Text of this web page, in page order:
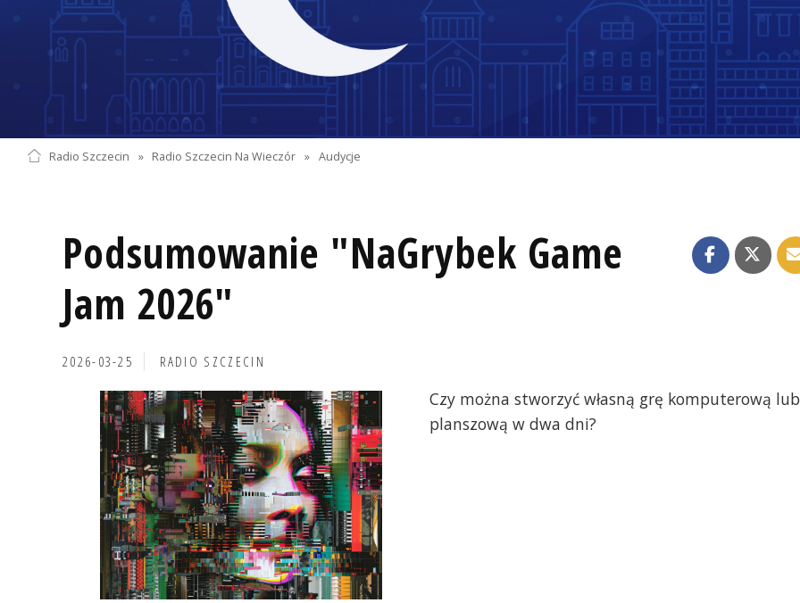
Radio Szczecin » Radio Szczecin Na Wieczór » Audycje
Podsumowanie "NaGrybek Game
Jam 2026"
2026-03-25 RADIO SZCZECIN
Czy można stworzyć własną grę komputerową lub
planszową w dwa dni?